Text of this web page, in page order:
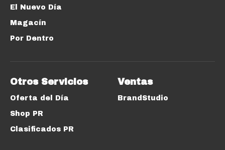
El Nuevo Día
Magacín
Por Dentro
Otros Servicios
Oferta del Día
Shop PR
Clasificados PR
Ventas
BrandStudio